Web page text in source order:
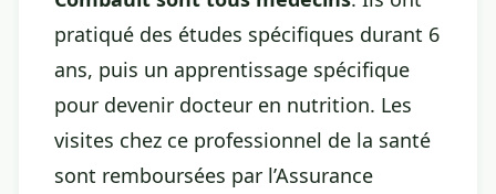
pratiqué des études spécifiques durant 6
ans, puis un apprentissage spécifique
pour devenir docteur en nutrition. Les
visites chez ce professionnel de la santé
sont remboursées par l’Assurance